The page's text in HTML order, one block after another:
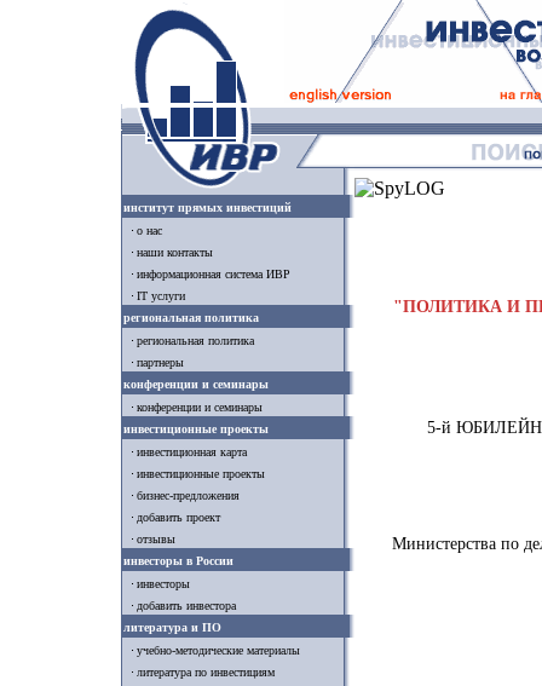
институт прямых инвестиций
о нас
наши контакты
информационная система ИВР
IT услуги
региональная политика
региональная политика
партнеры
конференции и семинары
конференции и семинары
инвестиционные проекты
инвестиционная карта
инвестиционные проекты
бизнес-предложения
добавить проект
отзывы
инвесторы в России
инвесторы
добавить инвестора
литература и ПО
учебно-методические материалы
литература по инвестициям
"ПОЛИТИКА И
5-й
Министерства по